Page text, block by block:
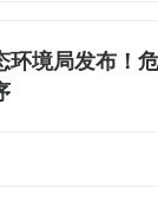
环境局发布！